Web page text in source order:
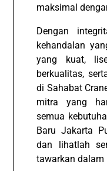
maksimal
Dengan
kehandalan
yang kuat,
berkualitas,
di Sahabat
mitra yang
semua
Baru Jakarta
dan lihatlah
tawarkan dalam